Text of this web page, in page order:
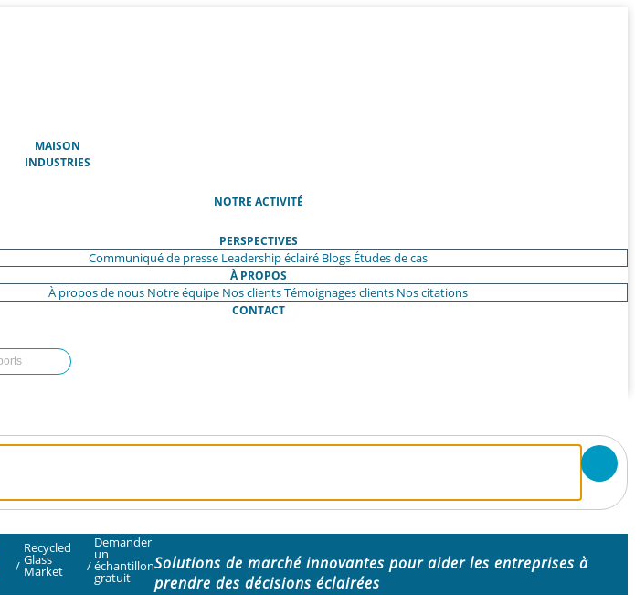
MAISON(ACTUEL)
INDUSTRIES
NOTRE ACTIVITÉ
PERSPECTIVES
Communiqué de presse Leadership éclairé Blogs Études de cas
À PROPOS
À propos de nous Notre équipe Nos clientsTémoignages clients Nos citations
CONTACT
/
Recycled
Glass
Market /
Demander
un
échantillon
gratuit
Solutions de marché innovantes pour aider les entreprises à
prendre des décisions éclairées